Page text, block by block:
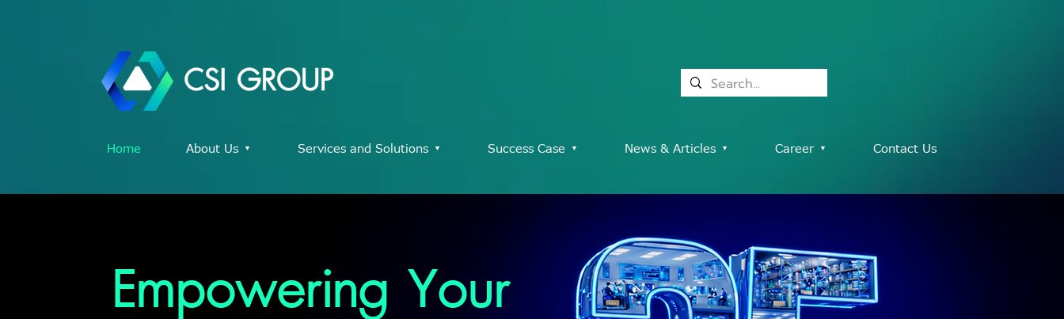
Home About Us ▾ Services and Solutions ▾ Success Case ▾ News & Articles ▾ Career ▾ Contact Us
Empowering Your